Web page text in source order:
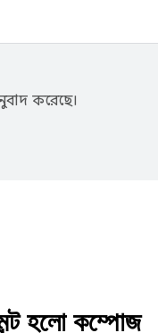
করেছে।
হলো কম্পোজ